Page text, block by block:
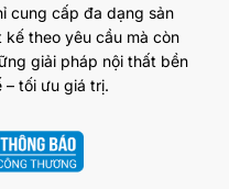
cung cấp đa dạng sản
kế theo yêu cầu mà còn
giải pháp nội thất bền
– tối ưu giá trị.